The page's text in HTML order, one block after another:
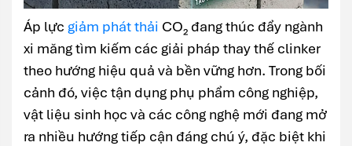
Áp lực giảm phát thải CO₂ đang thúc đẩy ngành
xi măng tìm kiếm các giải pháp thay thế clinker
theo hướng hiệu quả và bền vững hơn. Trong bối
cảnh đó, việc tận dụng phụ phẩm công nghiệp,
vật liệu sinh học và các công nghệ mới đang mở
ra nhiều hướng tiếp cận đáng chú ý, đặc biệt khi